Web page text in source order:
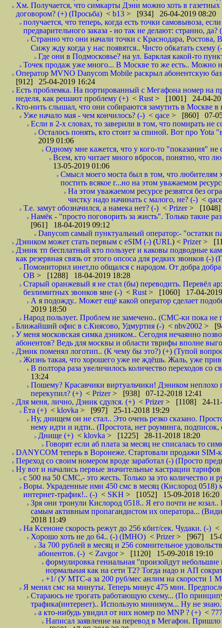
Хм. Получается, что симкарты Дэни можно хоть в газетных
договором? (+) (Просьба) < b13 > [934] 26-04-2019 08:20
получается, что теперь, когда есть точки самовывоза,
предварительного заказа - но так не делают: странно, да?
Странно что они начали точки с Краснодара,
Сижу жду когда у нас появятся.. Чисто обкатать схему
Где они в Подмосковье? на ул. Барклая какой-то
Точек продаж уже много... В Москве то же есть.. Можно
Оператор MVNO Danycom Mobile раскрыл абонентскую
[912] 25-04-2019 16:24
Есть проблемка. На портированный с Мегафона номер на
неделя, как решают проблему (+) < Rust > [1001] 24-04-
Кто-нить слышал, что они собираются замутить в Москве в
Уже начало мая - чем кончилось? (-) < qace > [860] 07-
Если в 2-х словах, то заверили в том, что помирать не
Осталось понять, кто стоит за спиной. Вот про Yota
2019 01:06
Одному мне кажется, что у кого-то "показания" не
Всем, кто читает много вбросов, понятно, что
13-05-2019 01:06
Смысл моего моста был в том, что любителям
постить всякое г...но на этом уважаемом
На этом уважаемом ресурсе резвятся без
чистку надо начинать с малого, не? (-) <
Т.е. замут обозначился, а намека нет? (-) < Prizer> [1048]
Намёк - "просто поговорить за жисть". Только такие
[961] 18-04-2019 09:12
Danycom самый пунктуальный оператор:- "остатки
Дэником может стать первым с еSIM (-) (URL) < Prizer>
Дэник тп бесплатный кто пользует и каковы подводные
как резервная связь от этого опсоса для редких звонков (-)
Помониторил инет,по общался с народом. От добра
ОВ > [1288] 18-04-2019 18:28
Старый оранжевый я не стал (бы) переводить. Перевёл
безлимитных звонков мне (-) < Rust > [1060] 17-04-
А я подожду.. Может ещё какой оператор сделает
2019 18:50
Народ пользует. Проблем не замечено.. (СМС-ки пока
Ближайший офис в с.Киясово, Удмуртия (-) < nbv2002 >
У меня московская симка дэником.. Сегодня нечаянно
абонентов? Ведь для москвы и области тврифы вполне
Дэник поменял логотип.. (К чему бы это?) (+) (Тупой
Жизнь такая, что хорошего уже не ждёшь. Жаль, уже
В полтора раза увеличилось количество переходов
13:24
Пошему? Красавчики виртуальчики! Дэником
перекупил? (+) < Prizer> [938] 07-12-2018 12:41
Для меня, лично, Дэник сдулся. (+) < Prizer> [1108] 24-11-
Ёта (+) < klovka > [997] 25-11-2018 19:29
Ну, днищем он не стал.. Это очень резко сказано.
нему идти и идти.. (Простота, нет роуминга,
Днище (+) < klovka > [1225] 28-11-2018 18:20
Говорят если аб плата за месяц не списалась то
DANYCOM теперь в Воронеже. Стартовали продажи SIM-
Переход со своим номером вроде заработал (-) (Просто
Ну вот и начались первые значительные кастрации
с 500 на 50 СМС,- это жесть. Только за это количество и
Воры. Украденные ими 450 смс в месяц (Кислород 0518)
интернет-трафик!.. (-) < SKH > [1052] 15-09-2018 16:20
Зря они тронули Кислород 0518.. Я его почти не
самым активным пропагандистом их оператора...
2018 11:49
На Ксеноне скорость режут до 256 кбит/сек. Чудаки. (-) <
Хорошо хоть не до 64.. (-) (IMHO) < Prizer> [967] 15-
За 700 рублей в месяц и 256 сомнительное
абонентов. (-) < Zavgor> [1120] 15-09-2018 19:10
формулировка гениальная "произойдут небольшие
нормальная как на сети Т2? Тогда надо и АП
+1/ (У МТС-а за 200 руб/мес анлим на скорости 1
Я менял смс на минуты. Теперь минус 475 мин.
Стараюсь не трогать работающую схему... (По
трафика(интернет).. Использую минимум... Ну не
а кто-нибудь увидил от них номер по MNP ? (+) <
Написал заявление на перевод в Мегафон.